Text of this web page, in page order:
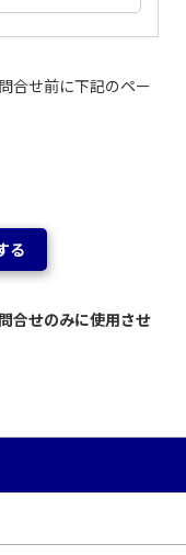
合せ前に下記のペー
る
合せのみに使用させ